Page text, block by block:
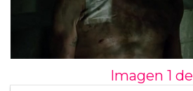
Imagen 1 de